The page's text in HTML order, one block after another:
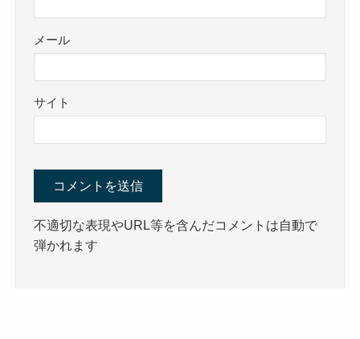
メール
サイト
不適切な表現やURL等を含んだコメントは自動で
弾かれます